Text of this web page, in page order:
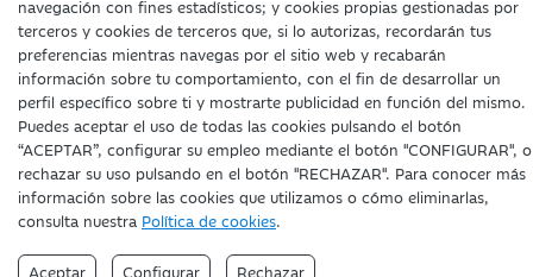
navegación con fines estadísticos; y cookies propias gestionadas por
terceros y cookies de terceros que, si lo autorizas, recordarán tus
preferencias mientras navegas por el sitio web y recabarán
información sobre tu comportamiento, con el fin de desarrollar un
perfil específico sobre ti y mostrarte publicidad en función del mismo.
Puedes aceptar el uso de todas las cookies pulsando el botón
“ACEPTAR”, configurar su empleo mediante el botón "CONFIGURAR", o
rechazar su uso pulsando en el botón "RECHAZAR". Para conocer más
información sobre las cookies que utilizamos o cómo eliminarlas,
consulta nuestra Política de cookies.
Aceptar Configurar Rechazar
Domicilio social: Plaza de Basilio Paraíso, 2. 50008-Zaragoza.